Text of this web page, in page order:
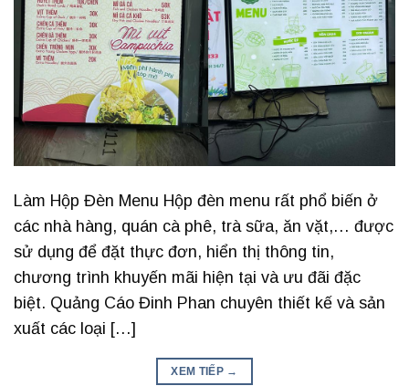
Làm Hộp Đèn Menu Hộp đèn menu rất phổ biến ở
các nhà hàng, quán cà phê, trà sữa, ăn vặt,… được
sử dụng để đặt thực đơn, hiển thị thông tin,
chương trình khuyến mãi hiện tại và ưu đãi đặc
biệt. Quảng Cáo Đinh Phan chuyên thiết kế và sản
xuất các loại […]
XEM TIẾP →